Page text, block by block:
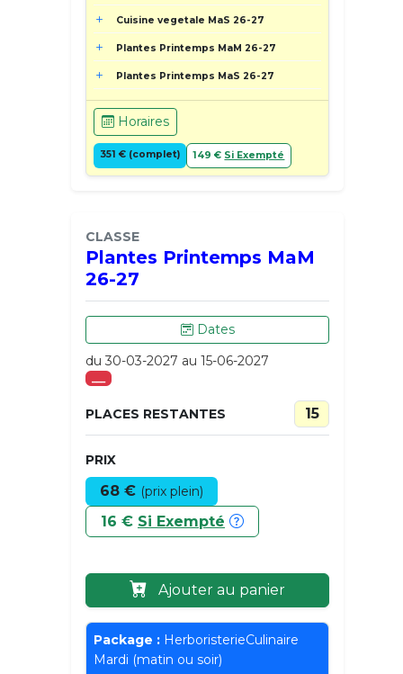
Cuisine vegetale MaS 26-27
Plantes Printemps MaM 26-27
Plantes Printemps MaS 26-27
Horaires
351 € (complet) 149 € Si Exempté
CLASSE
Plantes Printemps MaM
26-27
Dates
du 30-03-2027 au 15-06-2027
___
PLACES RESTANTES 15
PRIX
68 € (prix plein)
16 € Si Exempté
Ajouter au panier
Package : HerboristerieCulinaire
Mardi (matin ou soir)